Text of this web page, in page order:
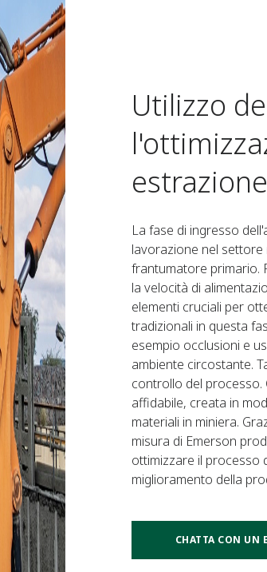
Utilizzo
La fase di ingresso
lavorazione nel settore
frantumatore primario.
la velocità di
elementi cruciali per
tradizionali in questa
esempio occlusioni e
ambiente circostante.
controllo del processo.
affidabile, creata in
materiali in miniera.
misura di Emerson
ottimizzare il processo
miglioramento della
CHATTA CON UN